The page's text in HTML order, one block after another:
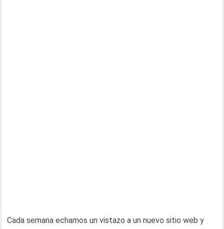
Cada semana echamos un vistazo a un nuevo sitio web y